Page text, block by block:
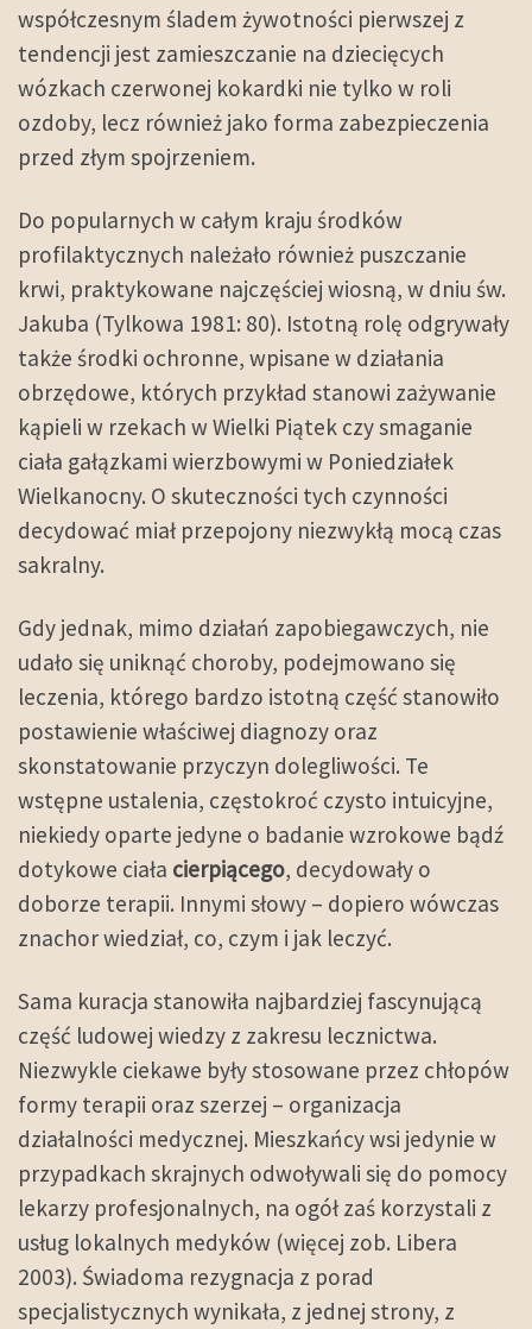
współczesnym śladem żywotności pierwszej z
tendencji jest zamieszczanie na dziecięcych
wózkach czerwonej kokardki nie tylko w roli
ozdoby, lecz również jako forma zabezpieczenia
przed złym spojrzeniem.
Do popularnych w całym kraju środków
profilaktycznych należało również puszczanie
krwi, praktykowane najczęściej wiosną, w dniu św.
Jakuba (Tylkowa 1981: 80). Istotną rolę odgrywały
także środki ochronne, wpisane w działania
obrzędowe, których przykład stanowi zażywanie
kąpieli w rzekach w Wielki Piątek czy smaganie
ciała gałązkami wierzbowymi w Poniedziałek
Wielkanocny. O skuteczności tych czynności
decydować miał przepojony niezwykłą mocą czas
sakralny.
Gdy jednak, mimo działań zapobiegawczych, nie
udało się uniknąć choroby, podejmowano się
leczenia, którego bardzo istotną część stanowiło
postawienie właściwej diagnozy oraz
skonstatowanie przyczyn dolegliwości. Te
wstępne ustalenia, częstokroć czysto intuicyjne,
niekiedy oparte jedyne o badanie wzrokowe bądź
dotykowe ciała cierpiącego, decydowały o
doborze terapii. Innymi słowy – dopiero wówczas
znachor wiedział, co, czym i jak leczyć.
Sama kuracja stanowiła najbardziej fascynującą
część ludowej wiedzy z zakresu lecznictwa.
Niezwykle ciekawe były stosowane przez chłopów
formy terapii oraz szerzej – organizacja
działalności medycznej. Mieszkańcy wsi jedynie w
przypadkach skrajnych odwoływali się do pomocy
lekarzy profesjonalnych, na ogół zaś korzystali z
usług lokalnych medyków (więcej zob. Libera
2003). Świadoma rezygnacja z porad
specjalistycznych wynikała, z jednej strony, z